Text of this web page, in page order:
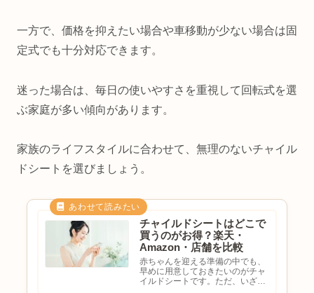
一方で、価格を抑えたい場合や車移動が少ない場合は固
定式でも十分対応できます。
迷った場合は、毎日の使いやすさを重視して回転式を選
ぶ家庭が多い傾向があります。
家族のライフスタイルに合わせて、無理のないチャイル
ドシートを選びましょう。
チャイルドシートはどこで
買うのがお得？楽天・
Amazon・店舗を比較
赤ちゃんを迎える準備の中でも、
早めに用意しておきたいのがチャ
イルドシートです。ただ、いざ購